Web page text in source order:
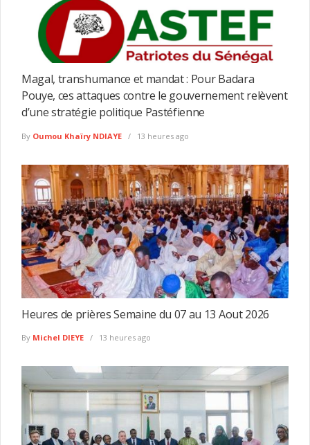
Magal, transhumance et mandat : Pour Badara
Pouye, ces attaques contre le gouvernement relèvent
d’une stratégie politique Pastéfienne
By Oumou Khaïry NDIAYE 13 heures ago
Heures de prières Semaine du 07 au 13 Aout 2026
By Michel DIEYE 13 heures ago